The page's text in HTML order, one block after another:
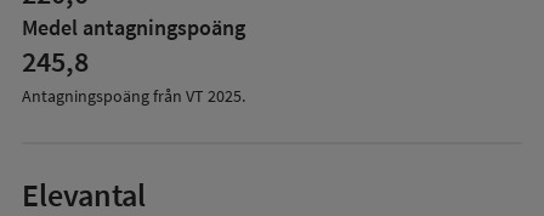
Medel antagningspoäng
245,8
Antagningspoäng från VT 2025.
Elevantal